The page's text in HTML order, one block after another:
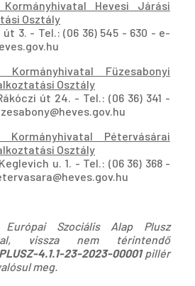
Kormányhivatal Hevesi Járási
Osztály
út 3. - Tel.: (06 36) 545 - 630 - e-
Kormányhivatal Füzesabonyi
Osztály
út 24. - Tel.: (06 36) 341 -
Kormányhivatal Pétervásárai
Osztály
u. 1. - Tel.: (06 36) 368 -
Szociális Alap Plusz
vissza nem térintendő
4.1.1-23-2023-00001pillér
meg.